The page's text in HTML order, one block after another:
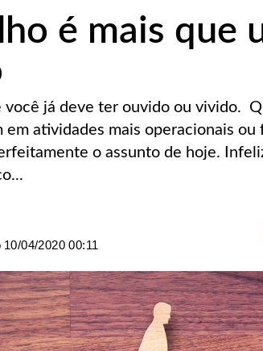
é mais que
você já deve ter ouvido ou vivido.
em atividades mais operacionais
o assunto de hoje.
10/04/2020 00:11